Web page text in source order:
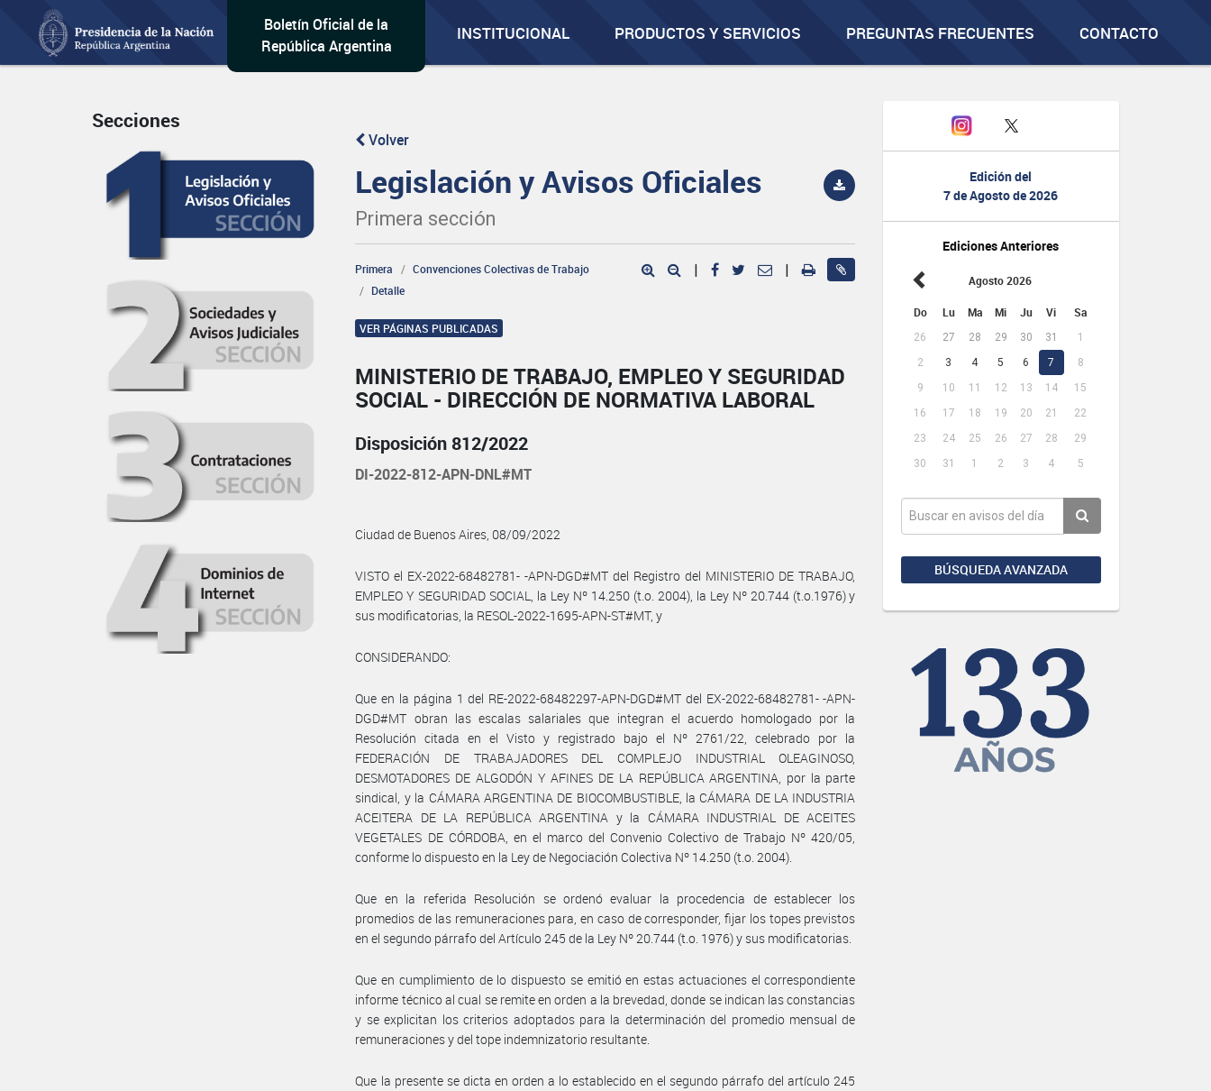
Boletín Oficial de la
República Argentina
INSTITUCIONAL PRODUCTOS Y SERVICIOS PREGUNTAS FRECUENTES CONTACTO
Edición del
7 de Agosto de 2026
Ediciones Anteriores
Agosto 2026
Do Lu Ma Mi Ju Vi Sa
26 27 28 29 30 31
1
2
3 4 5 6 7
8
9
10 11 12 13 14
15
16
17 18 19 20 21
22
23
24 25 26 27 28
29
30
31 1 2 3 4 5
BÚSQUEDA AVANZADA
Secciones
Volver
Legislación y Avisos Oficiales
Primera sección
Primera
Convenciones Colectivas de Trabajo
Detalle
| |
VER PÁGINAS PUBLICADAS
MINISTERIO DE TRABAJO, EMPLEO Y SEGURIDAD
SOCIAL - DIRECCIÓN DE NORMATIVA LABORAL
Disposición 812/2022
DI-2022-812-APN-DNL#MT
Ciudad de Buenos Aires, 08/09/2022
VISTO el EX-2022-68482781- -APN-DGD#MT del Registro del MINISTERIO DE TRABAJO,
EMPLEO Y SEGURIDAD SOCIAL, la Ley Nº 14.250 (t.o. 2004), la Ley Nº 20.744 (t.o.1976) y
sus modificatorias, la RESOL-2022-1695-APN-ST#MT, y
CONSIDERANDO:
Que en la página 1 del RE-2022-68482297-APN-DGD#MT del EX-2022-68482781- -APN-
DGD#MT obran las escalas salariales que integran el acuerdo homologado por la
Resolución citada en el Visto y registrado bajo el Nº 2761/22, celebrado por la
FEDERACIÓN DE TRABAJADORES DEL COMPLEJO INDUSTRIAL OLEAGINOSO,
DESMOTADORES DE ALGODÓN Y AFINES DE LA REPÚBLICA ARGENTINA, por la parte
sindical, y la CÁMARA ARGENTINA DE BIOCOMBUSTIBLE, la CÁMARA DE LA INDUSTRIA
ACEITERA DE LA REPÚBLICA ARGENTINA y la CÁMARA INDUSTRIAL DE ACEITES
VEGETALES DE CÓRDOBA, en el marco del Convenio Colectivo de Trabajo Nº 420/05,
conforme lo dispuesto en la Ley de Negociación Colectiva Nº 14.250 (t.o. 2004).
Que en la referida Resolución se ordenó evaluar la procedencia de establecer los
promedios de las remuneraciones para, en caso de corresponder, fijar los topes previstos
en el segundo párrafo del Artículo 245 de la Ley Nº 20.744 (t.o. 1976) y sus modificatorias.
Que en cumplimiento de lo dispuesto se emitió en estas actuaciones el correspondiente
informe técnico al cual se remite en orden a la brevedad, donde se indican las constancias
y se explicitan los criterios adoptados para la determinación del promedio mensual de
remuneraciones y del tope indemnizatorio resultante.
Que la presente se dicta en orden a lo establecido en el segundo párrafo del artículo 245